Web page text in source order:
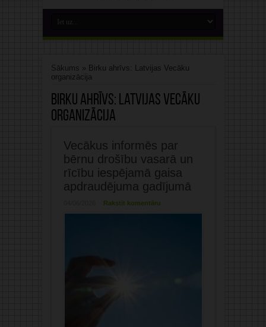
Sākums » Birku ahrīvs: Latvijas Vecāku
organizācija
Birku ahrīvs: Latvijas Vecāku
organizācija
Vecākus informēs par
bērnu drošību vasarā un
rīcību iespējamā gaisa
apdraudējuma gadījumā
Rakstīt komentāru